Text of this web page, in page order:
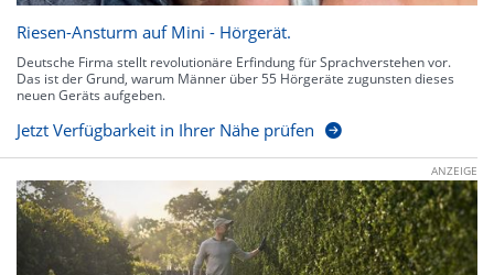
Riesen-Ansturm auf Mini - Hörgerät.
Deutsche Firma stellt revolutionäre Erfindung für Sprachverstehen vor.
Das ist der Grund, warum Männer über 55 Hörgeräte zugunsten dieses
neuen Geräts aufgeben.
Jetzt Verfügbarkeit in Ihrer Nähe prüfen
ANZEIGE